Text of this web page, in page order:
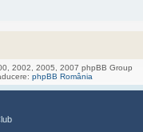
2002, 2005, 2007 phpBB Group
phpBB România